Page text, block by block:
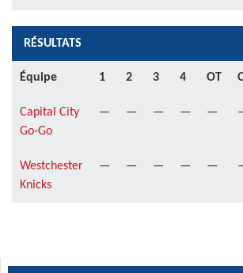
RÉSULTATS
Équipe 1 2 3 4 OT
Capital City
Go-Go
— — — — —
Westchester
Knicks
— — — — —